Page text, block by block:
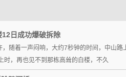
日成功爆破拆除
随着一声闷响，大约7秒钟的时间，中山
时，再也见不到那栋高耸的白楼，不久